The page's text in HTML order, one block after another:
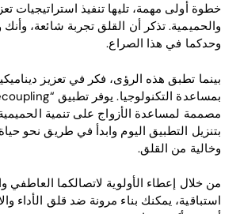
خطوة أولى مهمة، تليها تنفيذ استراتيجيات
والحميمية. تذكر أن القلق تجربة شائعة،
وحدكما في هذا الصراع.
بينما تطبق هذه الرؤى، فكر في تعزيز
مصممة لمساعدة الأزواج على تنمية
بتنزيل التطبيق اليوم وابدأ في طريق نحو
وخالية من القلق.
من خلال إعطاء الأولوية لاتصالكما العاطفي
استباقية، يمكنك بناء مرونة ضد قلق الأداء